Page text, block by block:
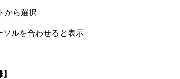
ら選択
ルを合わせると表示